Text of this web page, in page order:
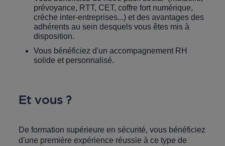
prévoyance, RTT, CET, coffre fort numérique,
crèche inter-entreprises...) et des avantages des
adhérents au sein desquels vous êtes mis à
disposition.
Vous bénéficiez d'un accompagnement RH
solide et personnalisé.
Et vous ?
De formation supérieure en sécurité, vous bénéficiez
d'une première expérience réussie à ce type de